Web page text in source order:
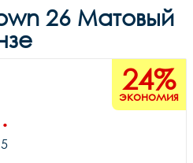
26 Матовый
24%
экономия